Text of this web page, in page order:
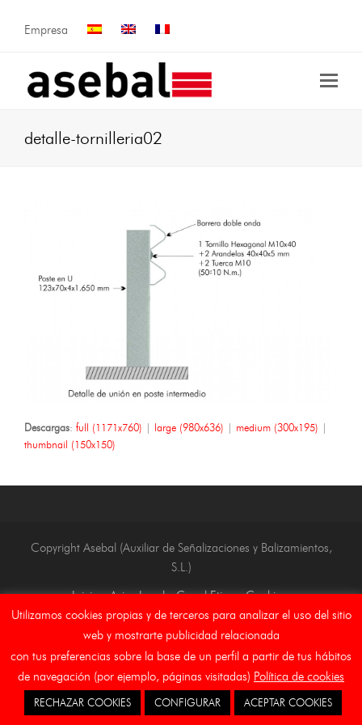
Empresa
detalle-tornilleria02
Descargas: full (1171x760) | large (980x636) | medium (300x195) |
thumbnail (150x150)
Copyright Asebal (Auxiliar de Señalizaciones y Balizamientos,
S.L.)
Inicio
Aviso Legal Canal Etico
Cookies
Utilizamos cookies propias y de terceros para analizar el uso del sitio
web y mostrarte publicidad relacionada
con tus preferencias sobre la base de un perfil a partir de tus hábitos
de navegación (por ejemplo, páginas visitadas) Política de cookies
RECHAZAR COOKIES CONFIGURAR ACEPTAR COOKIES